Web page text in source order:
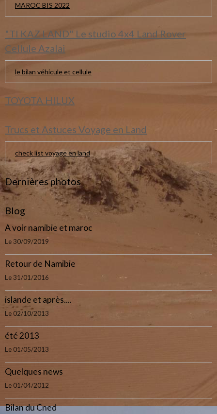
MAROC BIS 2022
"TI KAZ LAND" Le studio 4x4 Land Rover
Cellule Azalai
le bilan véhicule et cellule
TOYOTA HILUX
Trucs et Astuces Voyage en Land
check list voyage en land
Dernières photos
Blog
A voir namibie et maroc
Le 30/09/2019
Retour de Namibie
Le 31/01/2016
islande et après....
Le 02/10/2013
été 2013
Le 01/05/2013
Quelques news
Le 01/04/2012
Bilan du Cned